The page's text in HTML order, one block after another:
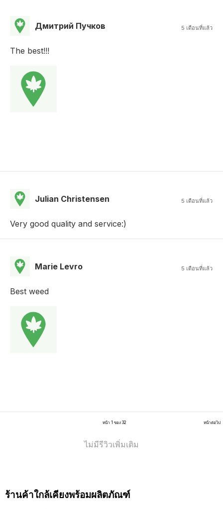
Дмитрий Пучков 5 เดือนที่แล้ว
The best!!!
Julian Christensen 5 เดือนที่แล้ว
Very good quality and service:)
Marie Levro 5 เดือนที่แล้ว
Best weed
หน้า 1 ของ 32 หน้าต่อไป
ไม่มีรีวิวเพิ่มเติม
ร้านค้าใกล้เคียงพร้อมผลิตภัณฑ์